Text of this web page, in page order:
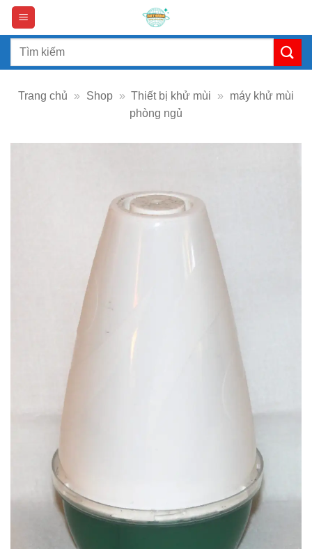
Skip
content
Search
Trang chủ » Shop » Thiết bị khử mùi »
máy khử mùi
phòng ngủ